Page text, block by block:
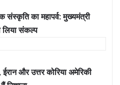
का महापर्व: मुख्यमंत्री
लिया संकल्प
और उत्तर कोरिया अमेरिकी